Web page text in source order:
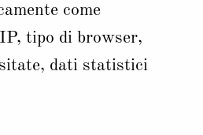
come
tipo di browser,
dati statistici